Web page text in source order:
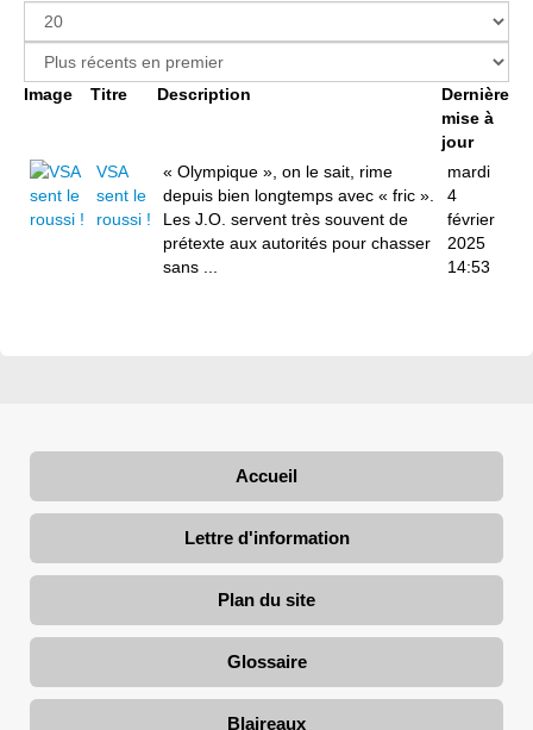
Image Titre Description
Dernière
mise à
jour
VSA
sent le
roussi !
« Olympique », on le sait, rime
depuis bien longtemps avec « fric ».
Les J.O. servent très souvent de
prétexte aux autorités pour chasser
sans ...
mardi
4
février
2025
14:53
Accueil
Lettre d'information
Plan du site
Glossaire
Blaireaux